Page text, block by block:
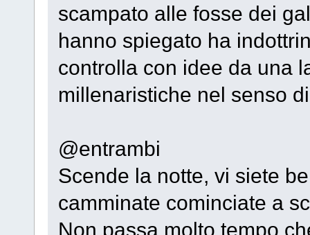
scampato alle fosse dei
hanno spiegato ha
controlla con idee da una
millenaristiche nel senso
@entrambi
Scende la notte, vi siete
camminate cominciate a
Non passa molto tempo